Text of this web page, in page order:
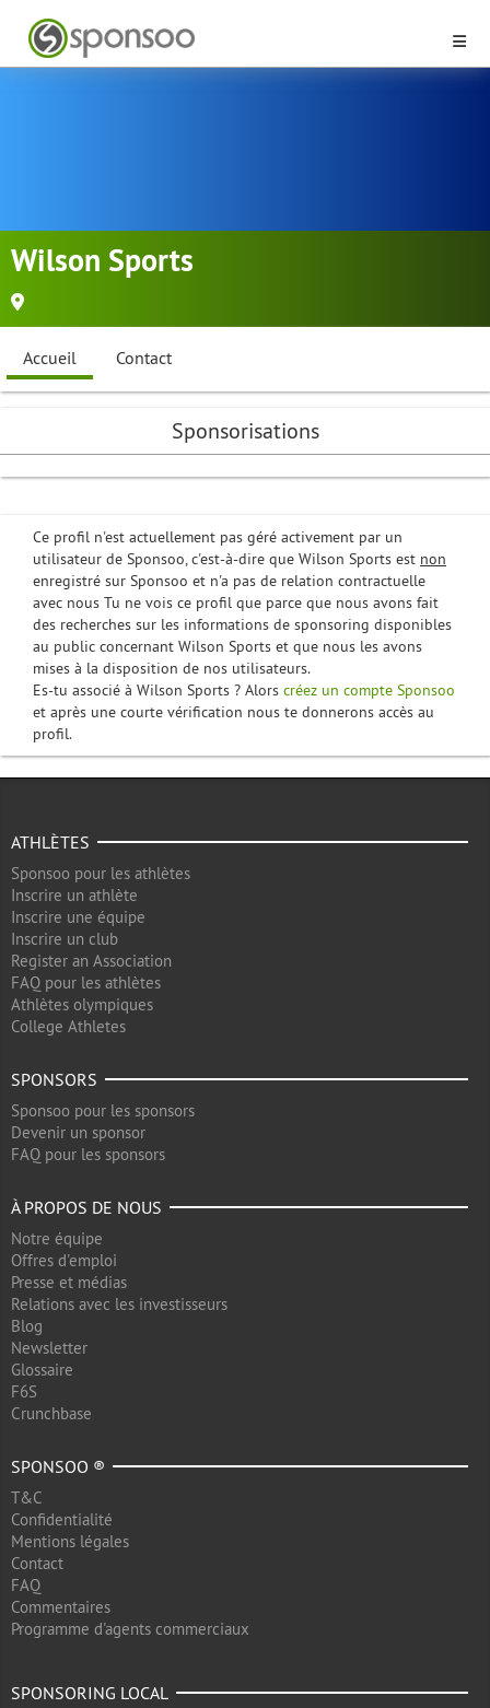
Wilson Sports
Accueil Contact
Ce profil n'est actuellement pas géré activement par un
utilisateur de Sponsoo, c'est-à-dire que Wilson Sports est non
enregistré sur Sponsoo et n'a pas de relation contractuelle
avec nous Tu ne vois ce profil que parce que nous avons fait
des recherches sur les informations de sponsoring disponibles
au public concernant Wilson Sports et que nous les avons
mises à la disposition de nos utilisateurs.
Es-tu associé à Wilson Sports ? Alors créez un compte Sponsoo
et après une courte vérification nous te donnerons accès au
profil.
Sponsorisations
ATHLÈTES
Sponsoo pour les athlètes
Inscrire un athlète
Inscrire une équipe
Inscrire un club
Register an Association
FAQ pour les athlètes
Athlètes olympiques
College Athletes
SPONSORS
Sponsoo pour les sponsors
Devenir un sponsor
FAQ pour les sponsors
À PROPOS DE NOUS
Notre équipe
Offres d'emploi
Presse et médias
Relations avec les investisseurs
Blog
Newsletter
Glossaire
F6S
Crunchbase
SPONSOO ®
T&C
Confidentialité
Mentions légales
Contact
FAQ
Commentaires
Programme d'agents commerciaux
SPONSORING LOCAL